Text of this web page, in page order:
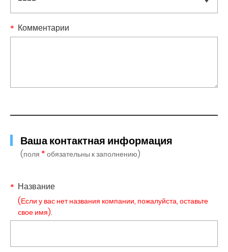
Комментарии
Ваша контактная информация
(поля * обязательны к заполнению)
Название
(Если у вас нет названия компании, пожалуйста, оставьте
свое имя).